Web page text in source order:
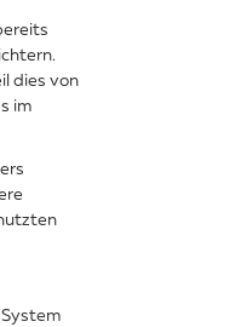
dies von
im